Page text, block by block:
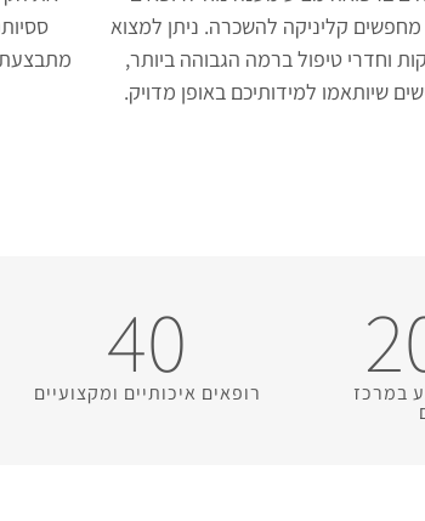
קליניקה להשכרה. ניתן למצוא
וחדרי טיפול ברמה הגבוהה ביותר,
שיותאמו למידותיכם באופן מדויק.
מתבצעת
במרכז רופאים איכותיים ומקצועיים
40